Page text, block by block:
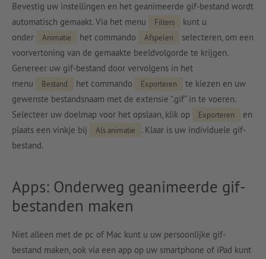
Bevestig uw instellingen en het geanimeerde gif-bestand wordt
automatisch gemaakt. Via het menu
Filters
kunt u
onder
Animatie het commando Afspelen
selecteren, om een
voorvertoning van de gemaakte beeldvolgorde te krijgen.
Genereer uw gif-bestand door vervolgens in het
menu
Bestand het commando Exporteren
te kiezen en uw
gewenste bestandsnaam met de extensie “.gif” in te voeren.
Selecteer uw doelmap voor het opslaan, klik op
Exporteren
en
plaats een vinkje bij
Als animatie
. Klaar is uw individuele gif-
bestand.
Apps: Onderweg geanimeerde gif-
bestanden maken
Niet alleen met de pc of Mac kunt u uw persoonlijke gif-
bestand maken, ook via een app op uw smartphone of iPad kunt